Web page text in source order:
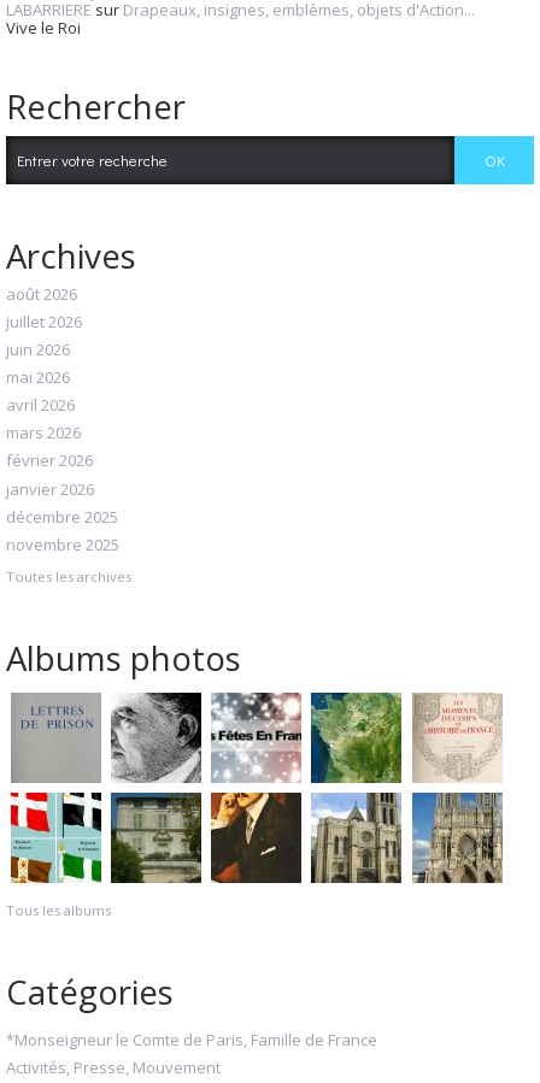
LABARRIERE sur Drapeaux, insignes, emblèmes, objets d'Action...
Vive le Roi
Rechercher
Archives
août 2026
juillet 2026
juin 2026
mai 2026
avril 2026
mars 2026
février 2026
janvier 2026
décembre 2025
novembre 2025
Toutes les archives
Albums photos
Tous les albums
Catégories
*Monseigneur le Comte de Paris, Famille de France
Activités, Presse, Mouvement